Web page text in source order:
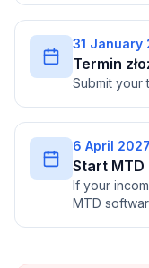
31 January
Termin
Submit your
6 April 2027
Start MTD
If your
MTD